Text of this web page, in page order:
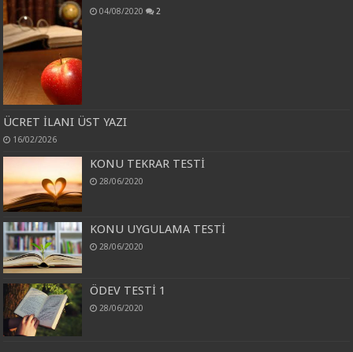
04/08/2020 2
ÜCRET İLANI ÜST YAZI
16/02/2026
KONU TEKRAR TESTİ
28/06/2020
KONU UYGULAMA TESTİ
28/06/2020
ÖDEV TESTİ 1
28/06/2020